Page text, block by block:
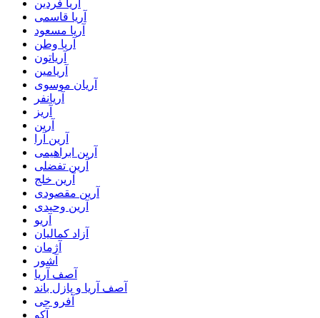
آریا فردین
آریا قاسمی
آریا مسعود
آریا وطن
آریاتون
آریامین
آریان موسوی
آریانفر
آریز
آرین
آرین آرا
آرین ابراهیمی
آرین تفضلی
آرین خلج
آرین مقصودی
آرین وحیدی
آریو
آزاد کمالیان
آژمان
آشور
آصف آریا
آصف آریا و پازل باند
آفرو جی
آکو